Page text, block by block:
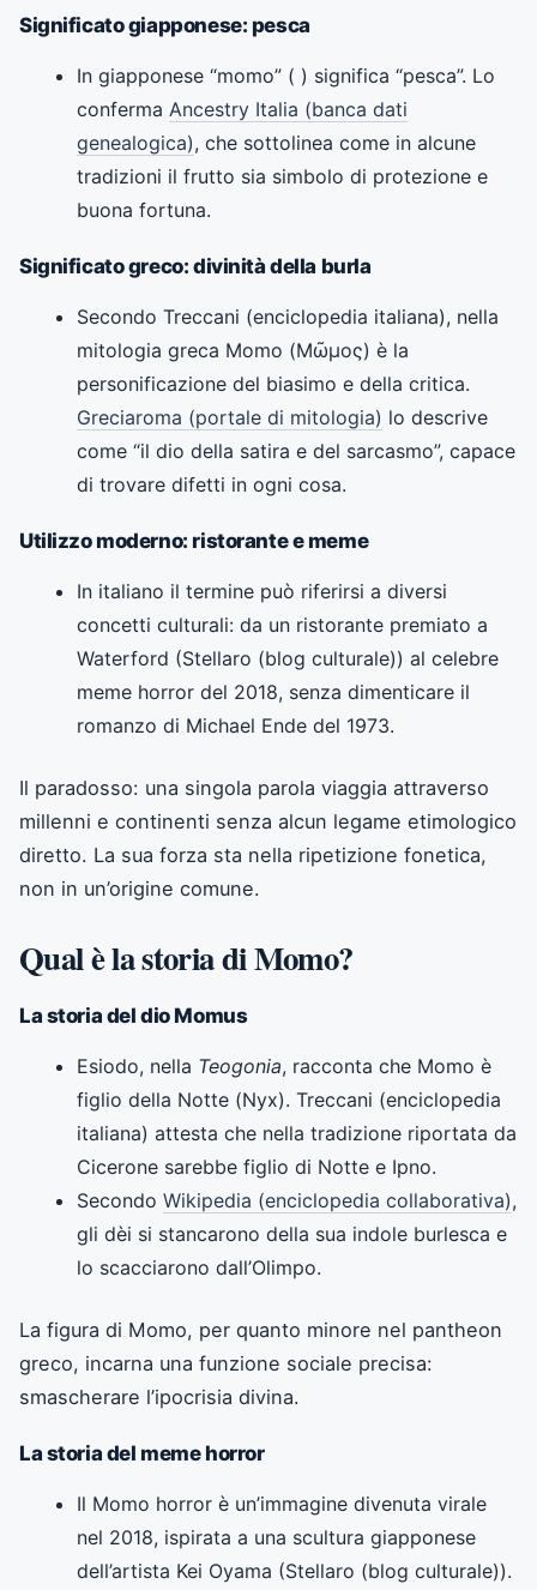
Significato giapponese: pesca
In giapponese “momo” ( ) significa “pesca”. Lo
conferma Ancestry Italia (banca dati
genealogica), che sottolinea come in alcune
tradizioni il frutto sia simbolo di protezione e
buona fortuna.
Significato greco: divinità della burla
Secondo Treccani (enciclopedia italiana), nella
mitologia greca Momo (Μῶμος) è la
personificazione del biasimo e della critica.
Greciaroma (portale di mitologia) lo descrive
come “il dio della satira e del sarcasmo”, capace
di trovare difetti in ogni cosa.
Utilizzo moderno: ristorante e meme
In italiano il termine può riferirsi a diversi
concetti culturali: da un ristorante premiato a
Waterford (Stellaro (blog culturale)) al celebre
meme horror del 2018, senza dimenticare il
romanzo di Michael Ende del 1973.
Il paradosso: una singola parola viaggia attraverso
millenni e continenti senza alcun legame etimologico
diretto. La sua forza sta nella ripetizione fonetica,
non in un’origine comune.
Qual è la storia di Momo?
La storia del dio Momus
Esiodo, nella Teogonia, racconta che Momo è
figlio della Notte (Nyx). Treccani (enciclopedia
italiana) attesta che nella tradizione riportata da
Cicerone sarebbe figlio di Notte e Ipno.
Secondo Wikipedia (enciclopedia collaborativa),
gli dèi si stancarono della sua indole burlesca e
lo scacciarono dall’Olimpo.
La figura di Momo, per quanto minore nel pantheon
greco, incarna una funzione sociale precisa:
smascherare l’ipocrisia divina.
La storia del meme horror
Il Momo horror è un’immagine divenuta virale
nel 2018, ispirata a una scultura giapponese
dell’artista Kei Oyama (Stellaro (blog culturale)).